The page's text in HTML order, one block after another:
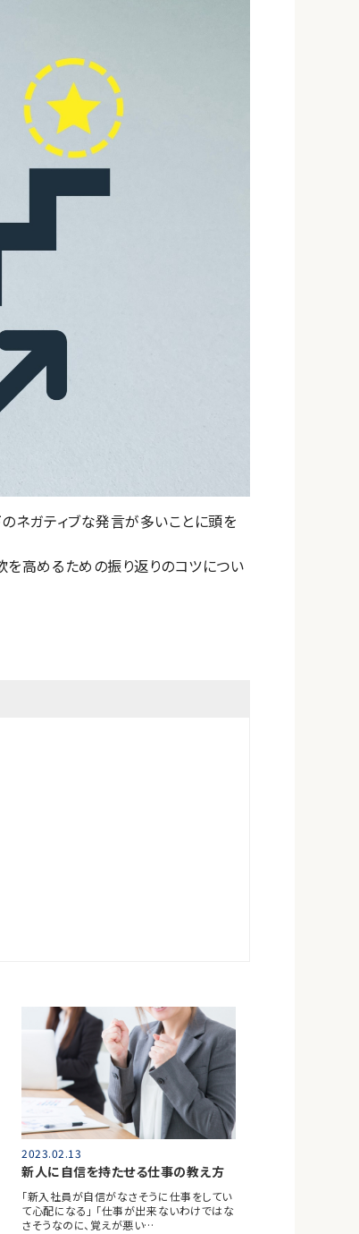
ネガティブな発言が多いことに頭を
高めるための振り返りのコツについ
2023.02.13
新人に自信を持たせる仕事の教え方
「新入社員が自信がなさそうに仕事をしてい
て心配になる」 「仕事が出来ないわけではな
さそうなのに、覚えが悪い…